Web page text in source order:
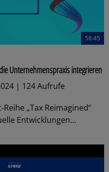
58:45
Unternehmenspraxis integrieren
| 124 Aufrufe
„Tax Reimagined“
Entwicklungen...